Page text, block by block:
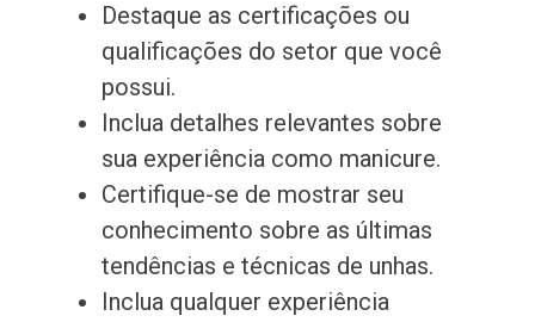
Destaque as certificações ou
qualificações do setor que você
possui.
Inclua detalhes relevantes sobre
sua experiência como manicure.
Certifique-se de mostrar seu
conhecimento sobre as últimas
tendências e técnicas de unhas.
Inclua qualquer experiência